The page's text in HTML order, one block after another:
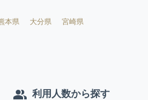
本県 大分県
宮崎県
利用人数から探す